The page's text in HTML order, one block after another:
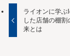
ライオンに学ぶ
した店舗の棚割
来とは